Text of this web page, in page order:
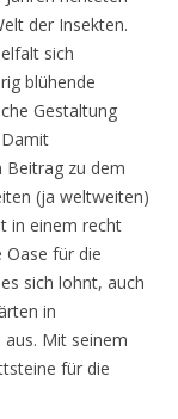
der Insekten.
sich
blühende
Gestaltung
Beitrag zu dem
(ja weltweiten)
in einem recht
Oase für die
sich lohnt, auch
in
Mit seinem
für die